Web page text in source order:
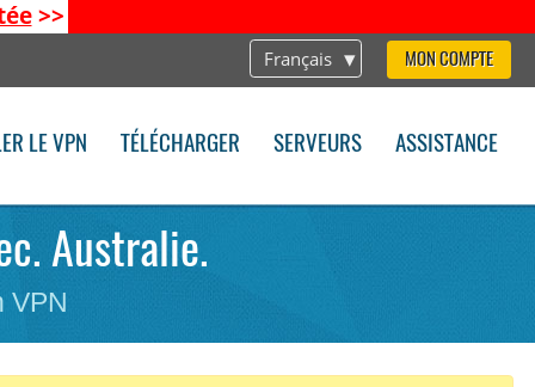
>>
Français MON COMPTE
LE VPN TÉLÉCHARGER SERVEURS ASSISTANCE
Australie.
VPN